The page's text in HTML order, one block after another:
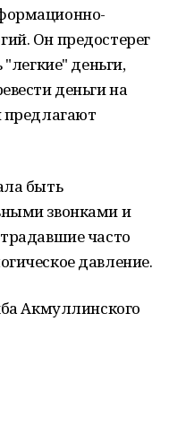
Он предостерег
деньги,
деньги на
предлагают
быть
звонками и
часто
давление.
Акмуллинского